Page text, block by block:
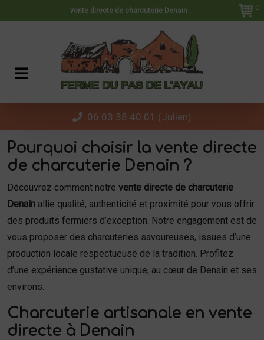
vente directe de charcuterie Denain 0
06 03 38 40 01 (Julien)
Pourquoi choisir la vente directe
de charcuterie Denain ?
Découvrez comment notre vente directe de charcuterie
Denain allie qualité, authenticité et proximité pour vous offrir
des produits fermiers d’exception. Notre engagement est de
vous proposer des charcuteries savoureuses, issues d’une
production locale respectueuse de la tradition. Profitez
d’une expérience gustative unique, au cœur de Denain et ses
environs.
Charcuterie artisanale en vente
directe à Denain
Panneau de gestion des cookies